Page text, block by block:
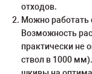
отходов.
Можно работать
Возможность
практически не
ствол в 1000